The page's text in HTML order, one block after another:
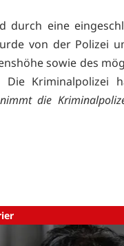
durch eine
von der Polizei
sowie des
Kriminalpolizei
die